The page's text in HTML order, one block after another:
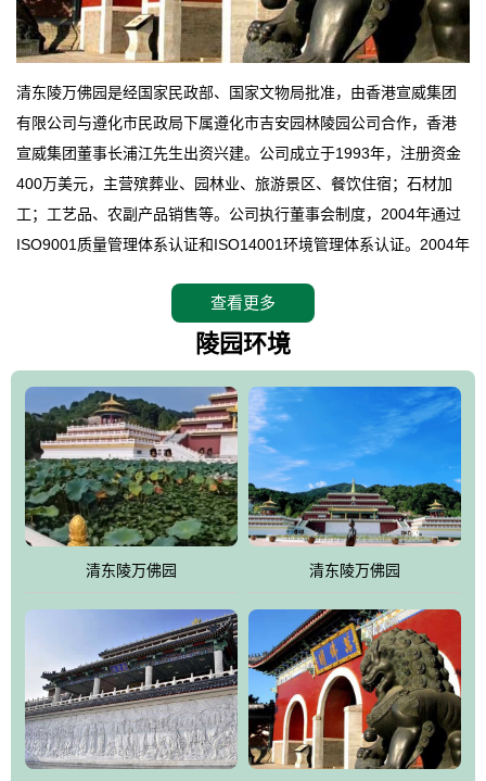
清东陵万佛园是经国家民政部、国家文物局批准，由香港宣威集团
有限公司与遵化市民政局下属遵化市吉安园林陵园公司合作，香港
宣威集团董事长浦江先生出资兴建。公司成立于1993年，注册资金
400万美元，主营殡葬业、园林业、旅游景区、餐饮住宿；石材加
工；工艺品、农副产品销售等。公司执行董事会制度，2004年通过
ISO9001质量管理体系认证和ISO14001环境管理体系认证。2004年
拥有4A级旅游区头衔的花园式陵园，园内建有四星级酒店一座。
万佛园位于遵化市境内，座落在世界文化遗产清东陵地形墙内，地
形绝佳，地理位置优越，交通便利。公司以“建设全国顶级人生后花
园、打造佛教精品旅游圣地”为目标，以海外归侨、国内外知名人士
的墓地安葬、祭祀吊亡并结合旅游参观构成其主要使用功能；以苍
郁绚丽、优雅宜人的园林景观构成其外部形象。通过墓园建设与造
园手法相结合的默契操作，建成一处特色鲜明、服务周全、环境优
美、民族风格突出，与周边文物古迹交相呼应的极具吸引力的花园
式园林。
万佛园工程一期占地448亩，目前完成投资近12亿元人民币，园区采
用全仿古式建筑，寻求与世界文化遗产地清东陵的和谐统一，在园
区建设中寻求陵园建设与景区建设的有机融合，充分发挥独一无二
的地形优势，打造现代艺术园林，建设旅游景观、寺庙、酒店等综
合服务设施，服务于陵园经营，使企业的多元化经营项目相互依
托、相互促进，园区绿化覆盖率达90%。
设计建造各种墓地墓位3万个；主体建筑金宝塔，墓位容量8万个，
查看更多
陵园环境
清东陵万佛园 清东陵万佛园